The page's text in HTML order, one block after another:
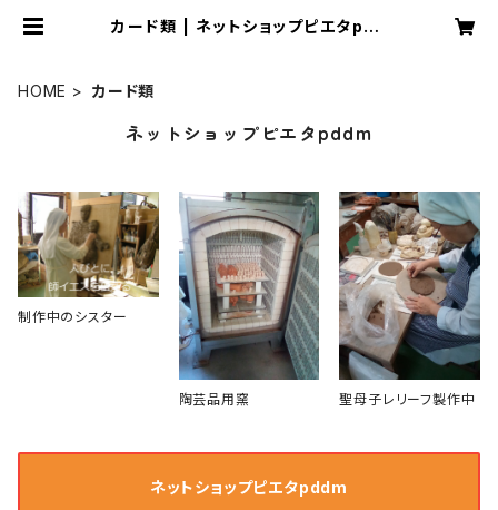
カード類 | ネットショップピエタpdd
HOME カード類
ネットショップピエタpddm
制作中のシスター
陶芸品用窯 聖母子レリーフ製作中
ネットショップピエタpddm